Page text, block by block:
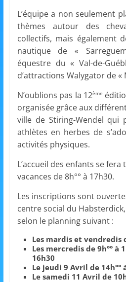
L
o
i
s
i
r
s
,
d
u
a
t
o
e
L’équipe a non seulement
thèmes autour des
collectifs, mais également
nautique de «
équestre du « Val-de-
d’attractions Walygator de «
N’oublions pas la 12ème
organisée grâce aux
ville de Stiring-Wendel qui
athlètes en herbes de
activités physiques.
L’accueil des enfants se
vacances de 8h°° à 17h30.
Les inscriptions sont
centre social du
selon le planning suivant :
Les mardis et vendredis
Les mercredis de 9h°° à
16h30
Le jeudi 9 Avril de 14h°°
Le samedi 11 Avril de